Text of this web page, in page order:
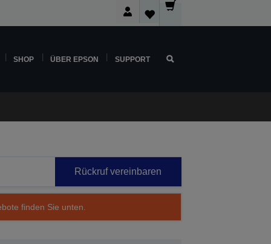
SHOP ÜBER EPSON SUPPORT
Rückruf vereinbaren
finden Sie unten.